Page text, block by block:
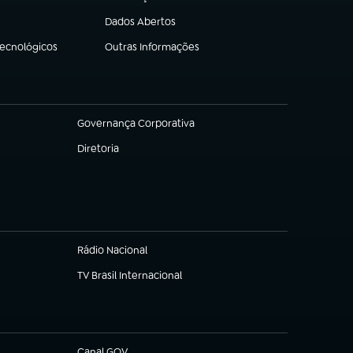
Dados Abertos
(abre em nova aba)
Outras Informações
(abre em nova aba)
Governança Corporativa
(abre em nova aba)
Diretoria
(abre em nova aba)
Rádio Nacional
TV Brasil Internacional
(abre em nova aba)